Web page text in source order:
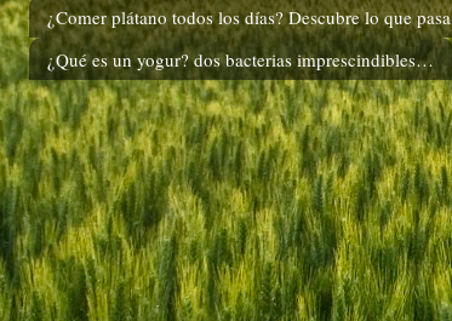
¿Comer plátano todos los días? Descubre lo que pasa
¿Qué es un yogur? dos bacterias imprescindibles…